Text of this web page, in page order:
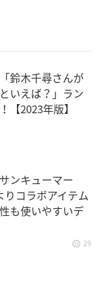
鈴木千尋さんが
いえば？」ラン
【2023年版】
ンキューマー
りコラボアイテム
も使いやすいデ
29